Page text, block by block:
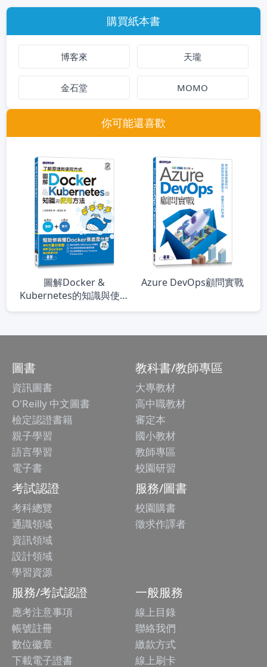
購買紙本書
博客來 天瓏
金石堂 MOMO
你可能還喜歡
圖解Docker &
Kubernetes的知識與使用
方法
Azure DevOps顧問實戰
圖書
資訊圖書
O'Reilly 中文圖書
檢定認證書籍
親子學習
語言學習
電子書
教科書/教師專區
大專教材
高中職教材
審定本
國小教材
教師專區
校園研習
考試認證
考科總覽
通識領域
資訊領域
設計領域
學習資源
服務/圖書
校園購書
徵求作譯者
服務/考試認證
應考注意事項
帳號註冊
數位徽章
下載電子證書
一般服務
線上目錄
聯絡我們
繳款方式
線上刷卡